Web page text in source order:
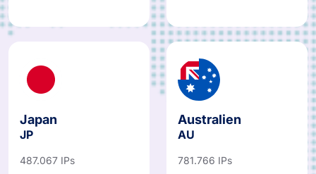
Japan
JP
487.067 IPs
Australien
AU
781.766 IPs